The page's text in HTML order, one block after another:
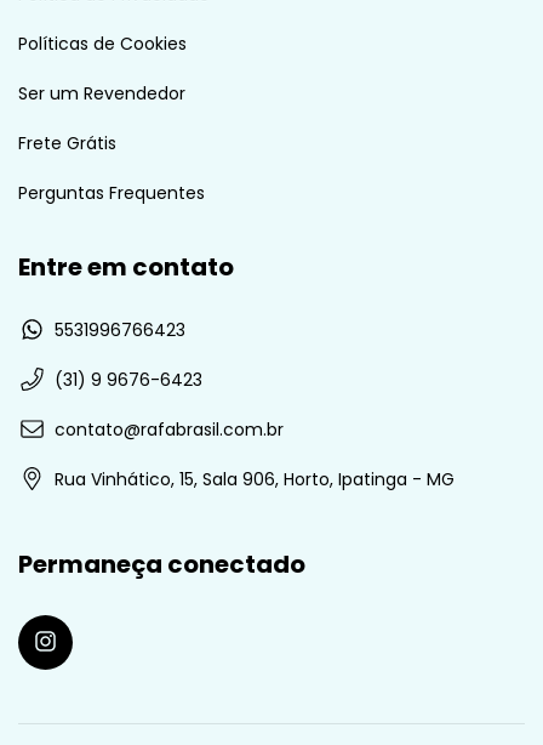
Políticas de Cookies
Ser um Revendedor
Frete Grátis
Perguntas Frequentes
Entre em contato
5531996766423
(31) 9 9676-6423
contato@rafabrasil.com.br
Rua Vinhático, 15, Sala 906, Horto, Ipatinga - MG
Permaneça conectado